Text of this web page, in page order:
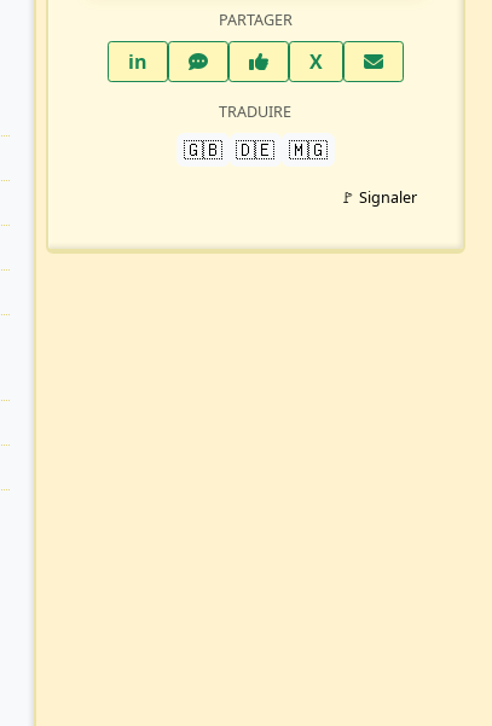
PARTAGER
inLinkedInWhatsAppFacebook
XTwitter X
TRADUIRE
🇬🇧 🇩🇪 🇲🇬
🚩 Signaler